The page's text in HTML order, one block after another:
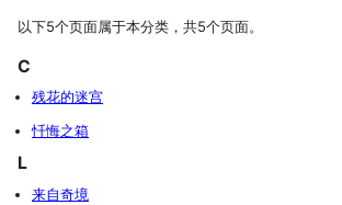
以下5个页面属于本分类，共5个页面。
C
残花的迷宫
忏悔之箱
L
来自奇境